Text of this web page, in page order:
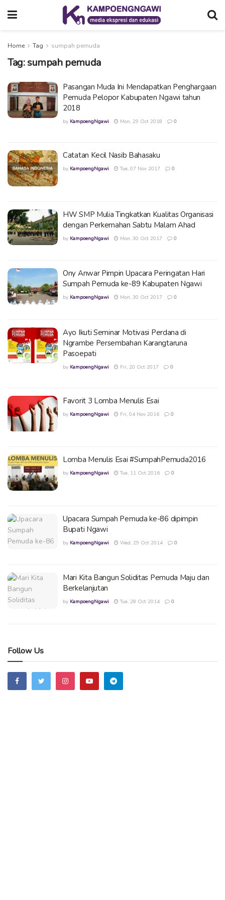
Home Tag sumpah pemuda
Tag:sumpah pemuda
Pasangan Muda Ini Mendapatkan Penghargaan
Pemuda Pelopor Kabupaten Ngawi tahun
2018
by KampoengNgawi Mon, 29 Oct 2018 0
Catatan Kecil Nasib Bahasaku
by KampoengNgawi Tue, 07 Nov 2017 0
HW SMP Mulia Tingkatkan Kualitas Organisasi
dengan Perkemahan Sabtu Malam Ahad
by KampoengNgawi Mon, 30 Oct 2017 0
Ony Anwar Pimpin Upacara Peringatan Hari
Sumpah Pemuda ke-89 Kabupaten Ngawi
by KampoengNgawi Mon, 30 Oct 2017 0
Ayo Ikuti Seminar Motivasi Perdana di
Ngrambe Persembahan Karangtaruna
Pasoepati
by KampoengNgawi Fri, 20 Oct 2017 0
Favorit 3 Lomba Menulis Esai
by KampoengNgawi Fri, 04 Nov 2016 0
Lomba Menulis Esai #SumpahPemuda2016
by KampoengNgawi Tue, 11 Oct 2016 0
Upacara Sumpah Pemuda ke-86 dipimpin
Bupati Ngawi
by KampoengNgawi Wed, 29 Oct 2014 0
Mari Kita Bangun Soliditas Pemuda Maju dan
Berkelanjutan
by KampoengNgawi Tue, 28 Oct 2014 0
Follow Us